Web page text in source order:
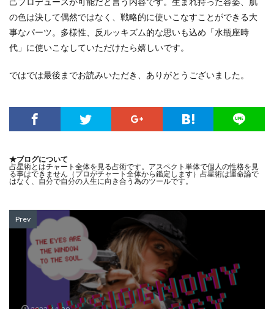
の色は決して偶然ではなく、戦略的に使いこなすことができる大
事なパーツ。多様性、反ルッキズム的な思いも込め「水瓶座時
代」に使いこなしていただけたら嬉しいです。
ではでは最後までお読みいただき、ありがとうございました。
★ブログについて
占星術とはチャート全体を見る占術です。アスペクト単体で個人の性格を見
る事はできません（プロがチャート全体から鑑定します）占星術は運命論で
はなく、自分で自分の人生に向き合う為のツールです。
Prev